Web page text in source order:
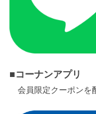
■コーナンアプリ
会員限定クーポンを